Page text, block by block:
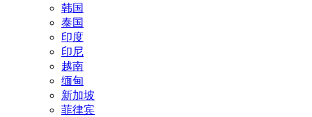
韩国
泰国
印度
印尼
越南
缅甸
新加坡
菲律宾